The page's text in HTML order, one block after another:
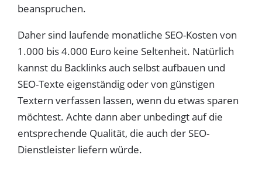
beanspruchen.
Daher sind laufende monatliche SEO-Kosten von
1.000 bis 4.000 Euro keine Seltenheit. Natürlich
kannst du Backlinks auch selbst aufbauen und
SEO-Texte eigenständig oder von günstigen
Textern verfassen lassen, wenn du etwas sparen
möchtest. Achte dann aber unbedingt auf die
entsprechende Qualität, die auch der SEO-
Dienstleister liefern würde.